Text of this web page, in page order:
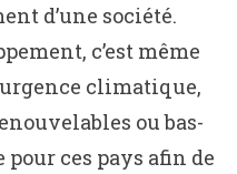
d’une société.
c’est même
climatique,
ou bas-
ces pays afin de